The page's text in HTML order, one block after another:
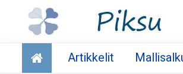
Talous
Artikkelit